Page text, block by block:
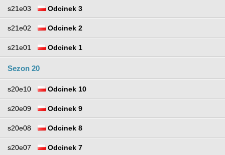
s21e03 Odcinek 3
s21e02 Odcinek 2
s21e01 Odcinek 1
Sezon 20
s20e10 Odcinek 10
s20e09 Odcinek 9
s20e08 Odcinek 8
s20e07 Odcinek 7